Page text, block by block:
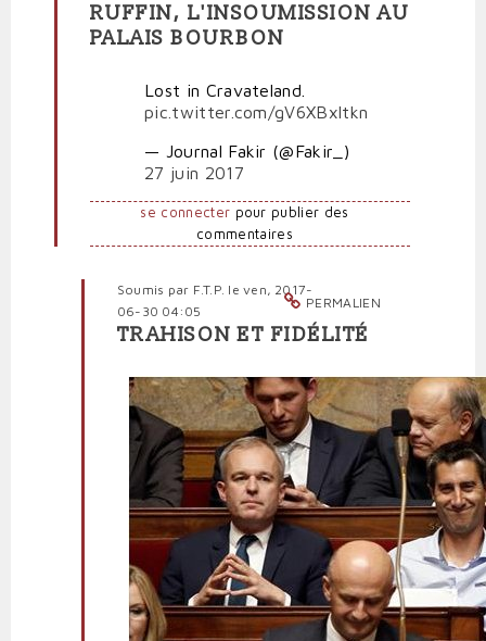
En
réponse
de
!
Poorman
RUFFIN, L'INSOUMISSION AU
PALAIS BOURBON
Lost in Cravateland.
pic.twitter.com/gV6XBxltkn
— Journal Fakir (@Fakir_)
27 juin 2017
se connecter pour publier des
commentaires
PERMALIEN
Soumis par F.T.P. le ven, 2017-
06-30 04:05
En
Ruffin,
l'insoumission
Palais
Bourbon
par
Frondeur
TRAHISON ET FIDÉLITÉ